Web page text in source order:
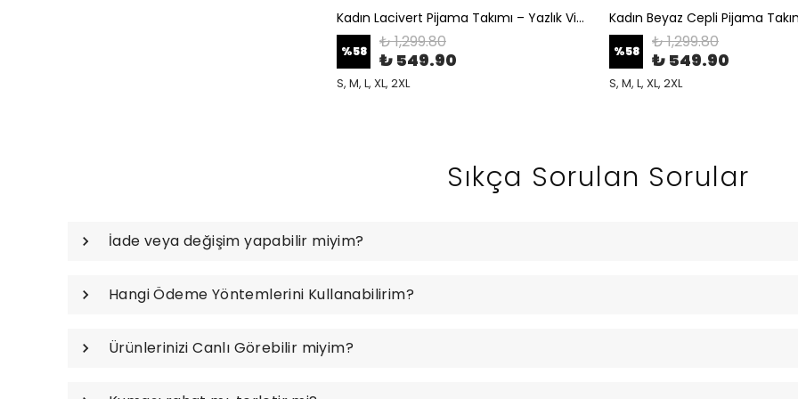
Kadın Lacivert Pijama Takımı – Yazlık Viskon Dokulu Kısa Kollu Düğmeli Uzun Alt Şık ve Rahat Ev Giyim
%58 ₺ 1,299.80
₺ 549.90
S, M, L, XL, 2XL
%58 ₺ 1,299.80
₺ 549.90
S, M, L, XL, 2XL
Sıkça Sorulan Sorular
İade veya değişim yapabilir miyim?
Hangi Ödeme Yöntemlerini Kullanabilirim?
Ürünlerinizi Canlı Görebilir miyim?